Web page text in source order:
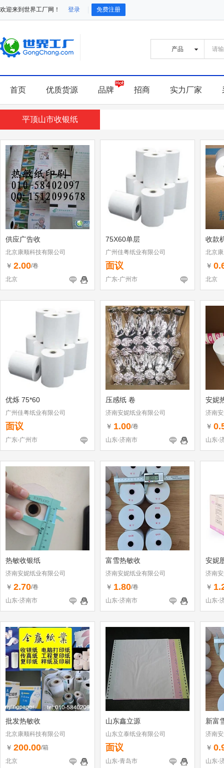
欢迎来到世界工厂网！ 登录 免费注册
首页 优质货源 品牌 招商 实力厂家
平顶山市收银纸
供应广告收
北京康顺科技有限公司
￥ 2.00/卷
北京
75X60单层
广州佳粤纸业有限公司
面议
广东-广州市
收款
北京
￥
北京
优烁 75*60
广州佳粤纸业有限公司
面议
广东-广州市
压感纸 卷
济南安妮纸业有限公司
￥ 1.00/卷
山东-济南市
安妮
济南
￥
山东-
热敏收银纸
济南安妮纸业有限公司
￥ 2.70/卷
山东-济南市
富雪热敏收
济南安妮纸业有限公司
￥ 1.80/卷
山东-济南市
安妮
济南
￥
山东-
批发热敏收
北京康顺科技有限公司
￥ 200.00/箱
北京
山东鑫立源
山东立泰纸业有限公司
面议
山东-青岛市
新富
济南
￥
山东-